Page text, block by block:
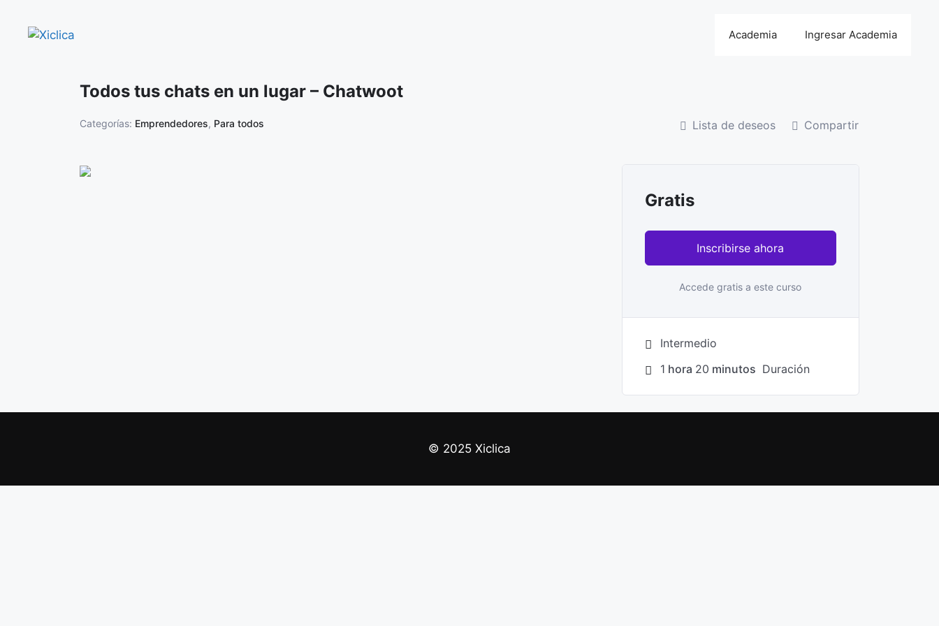
contenido
Academia Ingresar Academia
Todos tus chats en un lugar – Chatwoot
Categorías: Emprendedores, Para todos Lista de deseos Compartir
Gratis
Inscribirse ahora
Accede gratis a este curso
Intermedio
1 hora 20 minutos Duración
© 2025 Xiclica